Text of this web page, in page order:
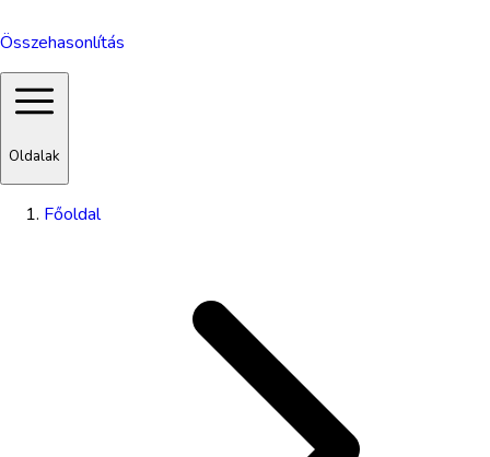
Összehasonlítás
Oldalak
Főoldal